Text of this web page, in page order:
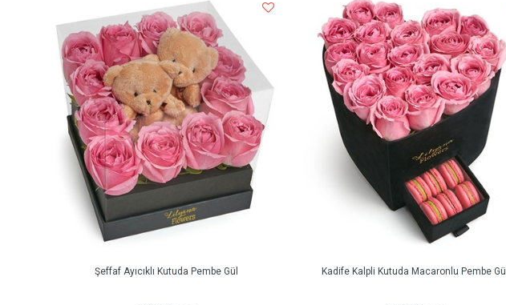
Şeffaf Ayıcıklı Kutuda Pembe Gül Kadife Kalpli Kutuda Macaronlu Pembe Gül